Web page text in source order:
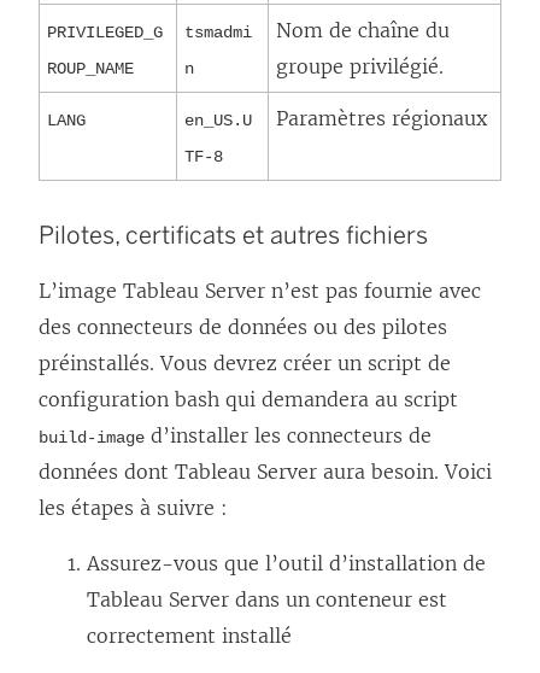
PRIVILEGED_G
ROUP_NAME
tsmadmi
n
Nom de chaîne du
groupe privilégié.
LANG
en_US.U
TF-8
Paramètres régionaux
Pilotes, certificats et autres fichiers
L’image Tableau Server n’est pas fournie avec
des connecteurs de données ou des pilotes
préinstallés. Vous devrez créer un script de
configuration bash qui demandera au script
build-image d’installer les connecteurs de
données dont Tableau Server aura besoin. Voici
les étapes à suivre :
Assurez-vous que l’outil d’installation de
Tableau Server dans un conteneur est
correctement installé